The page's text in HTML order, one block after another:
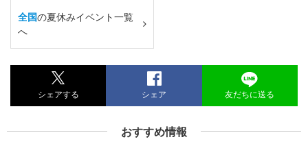
全国の夏休みイベント一覧
へ
シェアする シェア 友だちに送る
おすすめ情報